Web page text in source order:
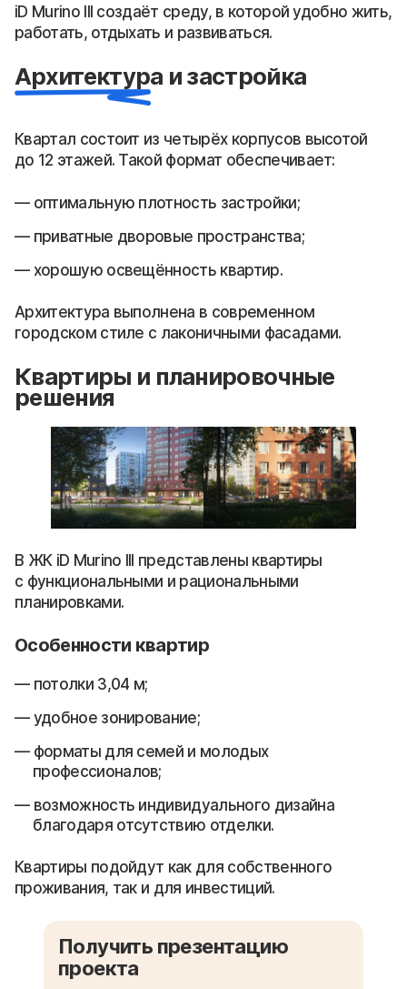
iD Murino III создаёт среду, в которой удобно жить,
работать, отдыхать и развиваться.
Архитектура и застройка
Квартал состоит из четырёх корпусов высотой
до 12 этажей. Такой формат обеспечивает:
оптимальную плотность застройки;
приватные дворовые пространства;
хорошую освещённость квартир.
Архитектура выполнена в современном
городском стиле с лаконичными фасадами.
Квартиры и планировочные
решения
В ЖК iD Murino III представлены квартиры
с функциональными и рациональными
планировками.
Особенности квартир
потолки 3,04 м;
удобное зонирование;
форматы для семей и молодых
профессионалов;
возможность индивидуального дизайна
благодаря отсутствию отделки.
Квартиры подойдут как для собственного
проживания, так и для инвестиций.
Получить презентацию
проекта